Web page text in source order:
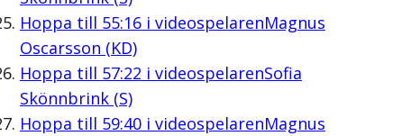
Hoppa till 55:16i videospelarenMagnus
Oscarsson (KD)
Hoppa till 57:22 i videospelarenSofia
Skönnbrink (S)
Hoppa till 59:40i videospelarenMagnus